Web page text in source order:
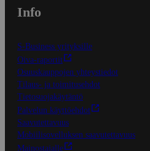
Info
S-Business yrityksille
Oiva-raportit
Osuuskauppojen yhteystiedot
Tilaus- ja toimitusehdot
Tietosuojakäytäntö
Palvelun käyttöehdot
Saavutettavuus
Mobiilisovelluksen saavutettavuus
Mainostajalle